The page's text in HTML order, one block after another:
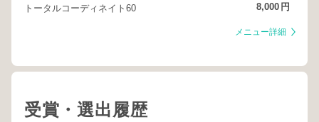
トータルコーディネイト60 8,000 円
メニュー詳細
受賞・選出履歴